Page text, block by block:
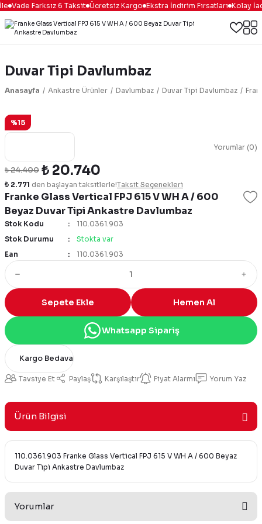
Vade Farksız 6 Taksit Ücretsiz Kargo Ekstra İndirim Fırsatları Kolay
Duvar Tipi Davlumbaz
Anasayfa Ankastre Ürünler Davlumbaz Duvar Tipi Davlumbaz
%15
Yorumlar (0)
Franke Glass Vertical FPJ 615 V WH A / 600
Beyaz Duvar Tipi Ankastre Davlumbaz
₺ 24.400 ₺ 20.740
₺ 2.771 den başlayan taksitlerle!Taksit Seçenekleri
Stok Kodu
110.0361.903
Stok Durumu
Stokta var
Ean
110.0361.903
Sepete Ekle Hemen Al
Whatsapp Sipariş
Kargo Bedava
Tavsiye Et Paylaş Karşılaştır Fiyat Alarmı Yorum Yaz
Ürün Bilgisi
110.0361.903 Franke Glass Vertical FPJ 615 V WH A / 600 Beyaz
Duvar Tipi Ankastre Davlumbaz
Yorumlar